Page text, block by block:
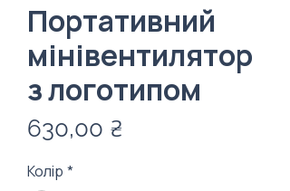
Портативний
мінівентилятор
з логотипом
630,00 ₴
Колір *